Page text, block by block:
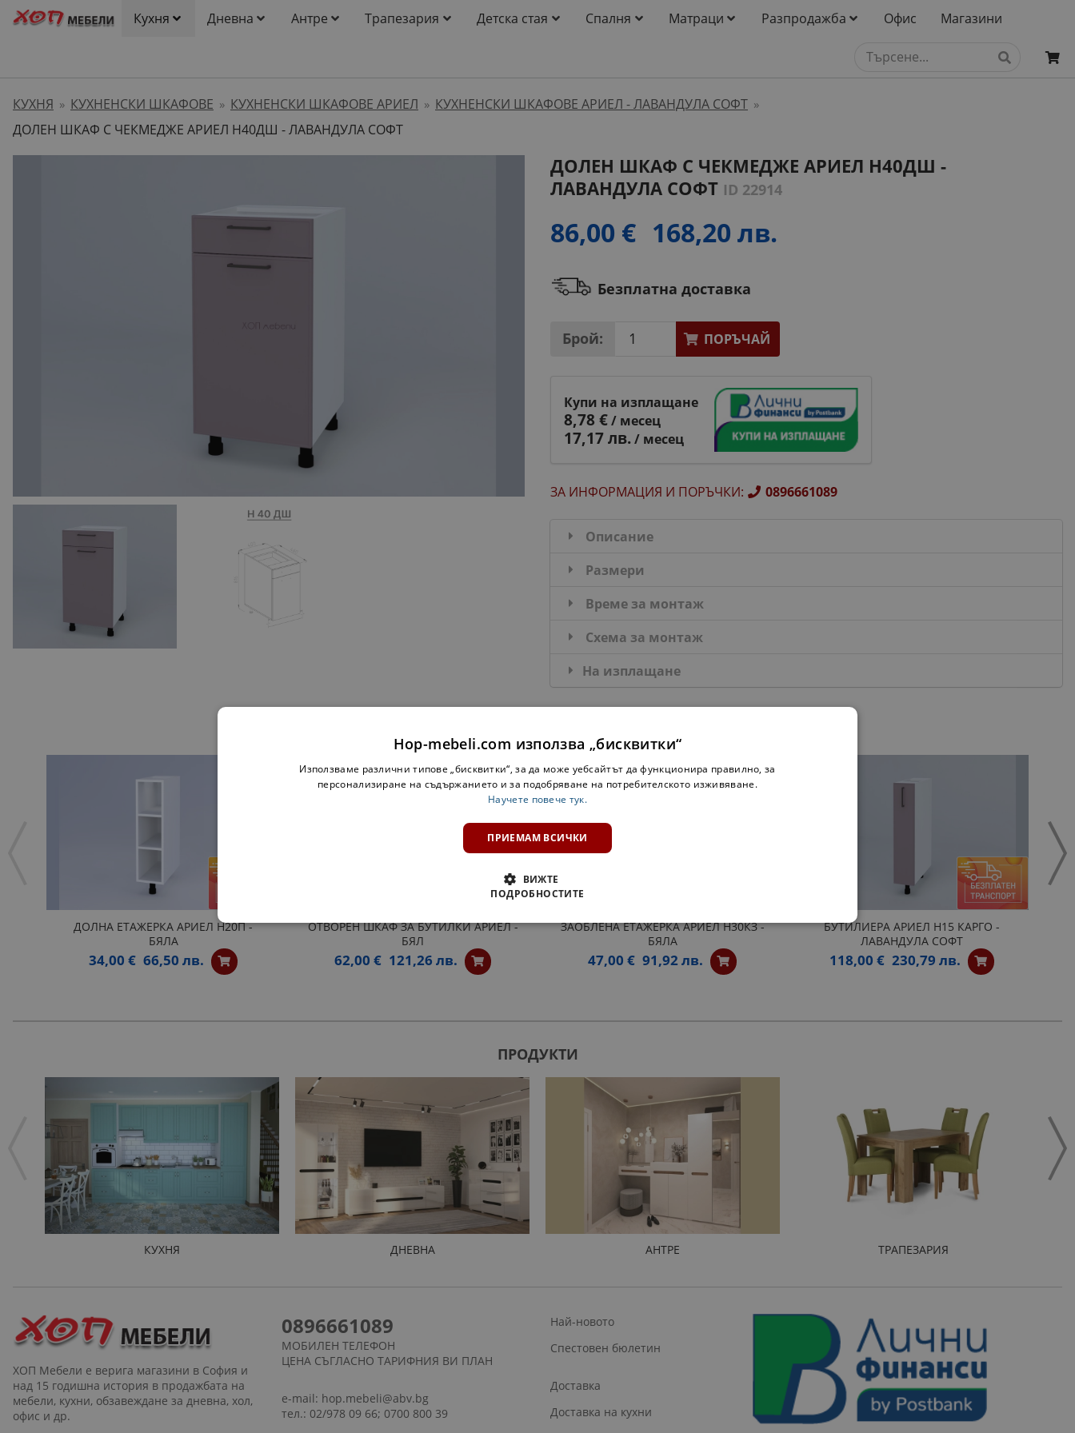
Кухня Дневна Антре Трапезария Детска стая Спалня Матраци Разпродажба Офис Магазини
КУХНЯ » КУХНЕНСКИ ШКАФОВЕ » КУХНЕНСКИ ШКАФОВЕ АРИЕЛ » КУХНЕНСКИ ШКАФОВЕ АРИЕЛ - ЛАВАНДУЛА СОФТ »
ДОЛЕН ШКАФ С ЧЕКМЕДЖЕ АРИЕЛ H40ДШ - ЛАВАНДУЛА СОФТ
ДОЛЕН ШКАФ С ЧЕКМЕДЖЕ АРИЕЛ H40ДШ -
ЛАВАНДУЛА СОФТ ID 22914
86,00 € 168,20 лв.
Безплатна доставка
Брой: ПОРЪЧАЙ
Купи на изплащане
8,78 €/ месец
17,17 лв./ месец
ЗА ИНФОРМАЦИЯ И ПОРЪЧКИ: 0896661089
Описание
Размери
Време за монтаж
Схема за монтаж
На изплащане
ДОЛНА ЕТАЖЕРКА АРИЕЛ Н20П -
БЯЛА
34,00 € 66,50 лв.
ОТВОРЕН ШКАФ ЗА БУТИЛКИ АРИЕЛ -
БЯЛ
62,00 € 121,26 лв.
ЗАОБЛЕНА ЕТАЖЕРКА АРИЕЛ Н30КЗ -
БЯЛА
47,00 € 91,92 лв.
БУТИЛИЕРА АРИЕЛ Н15 КАРГО -
ЛАВАНДУЛА СОФТ
118,00 € 230,79 лв.
ПРОДУКТИ
КУХНЯ ДНЕВНА АНТРЕ ТРАПЕЗАРИЯ
ХОП Мебели е верига магазини в София и
над 15 годишна история в продажбата на
мебели, кухни, обзавеждане за дневна, хол,
офис и др.
0896661089
МОБИЛЕН ТЕЛЕФОН
ЦЕНА СЪГЛАСНО ТАРИФНИЯ ВИ ПЛАН
e-mail: hop.mebeli@abv.bg
тел.: 02/978 09 66; 0700 800 39
Най-новото
Спестовен бюлетин
Доставка
Доставка на кухни
Hop-mebeli.com използва „бисквитки“
Използваме различни типове „бисквитки“, за да може уебсайтът да функционира правилно, за
персонализиране на съдържанието и за подобряване на потребителското изживяване.
Научете повече тук.
ПРИЕМАМ ВСИЧКИ
ВИЖТЕ
ПОДРОБНОСТИТЕ